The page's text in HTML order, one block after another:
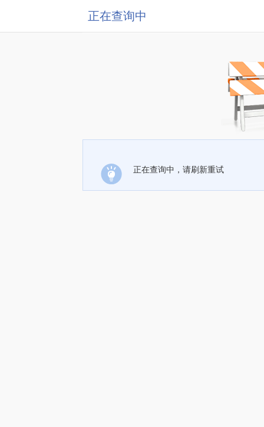
正在查询中
正在查询中，请刷新重试